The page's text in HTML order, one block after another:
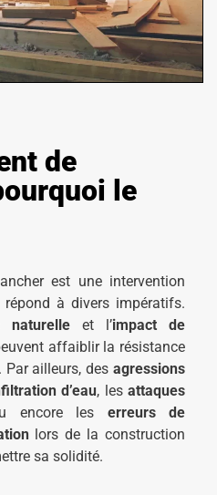
de
le
est une intervention
à divers impératifs.
naturelle et l’impact de
affaiblir la résistance
Par ailleurs, des agressions
d’eau, lesattaques
encore les erreurs de
lors de la construction
sa solidité.